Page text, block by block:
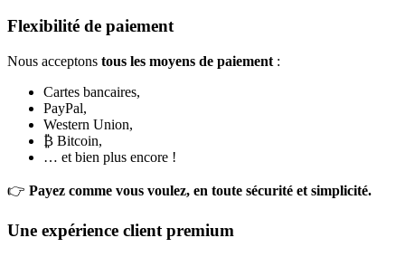
Flexibilité de paiement
Nous acceptons tous les moyens de paiement :
Cartes bancaires,
PayPal,
Western Union,
₿ Bitcoin,
… et bien plus encore !
👉 Payez comme vous voulez, en toute sécurité et simplicité.
Une expérience client premium